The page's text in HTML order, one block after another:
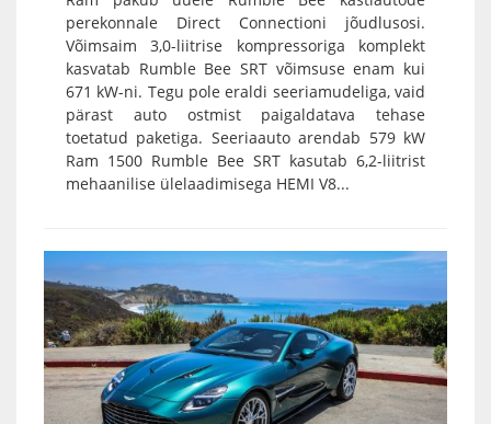
perekonnale Direct Connectioni jõudlusosi.
Võimsaim 3,0-liitrise kompressoriga komplekt
kasvatab Rumble Bee SRT võimsuse enam kui
671 kW-ni. Tegu pole eraldi seeriamudeliga, vaid
pärast auto ostmist paigaldatava tehase
toetatud paketiga. Seeriaauto arendab 579 kW
Ram 1500 Rumble Bee SRT kasutab 6,2-liitrist
mehaanilise ülelaadimisega HEMI V8...